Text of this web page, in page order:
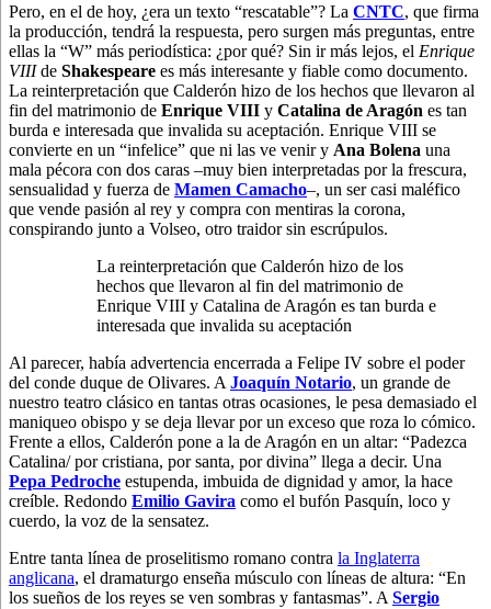
Pero, en el de hoy, ¿era un texto “rescatable”? La CNTC, que firma
la producción, tendrá la respuesta, pero surgen más preguntas, entre
ellas la “W” más periodística: ¿por qué? Sin ir más lejos, el Enrique
VIIIde Shakespeare es más interesante y fiable como documento.
La reinterpretación que Calderón hizo de los hechos que llevaron al
fin del matrimonio de Enrique VIII y Catalina de Aragón es tan
burda e interesada que invalida su aceptación. Enrique VIII se
convierte en un “infelice” que ni las ve venir y Ana Bolena una
mala pécora con dos caras –muy bien interpretadas por la frescura,
sensualidad y fuerza de Mamen Camacho–, un ser casi maléfico
que vende pasión al rey y compra con mentiras la corona,
conspirando junto a Volseo, otro traidor sin escrúpulos.
La reinterpretación que Calderón hizo de los
hechos que llevaron al fin del matrimonio de
Enrique VIII y Catalina de Aragón es tan burda e
interesada que invalida su aceptación
Al parecer, había advertencia encerrada a Felipe IV sobre el poder
del conde duque de Olivares. A Joaquín Notario, un grande de
nuestro teatro clásico en tantas otras ocasiones, le pesa demasiado el
maniqueo obispo y se deja llevar por un exceso que roza lo cómico.
Frente a ellos, Calderón pone a la de Aragón en un altar: “Padezca
Catalina/ por cristiana, por santa, por divina” llega a decir. Una
Pepa Pedroche estupenda, imbuida de dignidad y amor, la hace
creíble. Redondo Emilio Gavira como el bufón Pasquín, loco y
cuerdo, la voz de la sensatez.
Entre tanta línea de proselitismo romano contra la Inglaterra
anglicana, el dramaturgo enseña músculo con líneas de altura: “En
los sueños de los reyes se ven sombras y fantasmas”. A Sergio